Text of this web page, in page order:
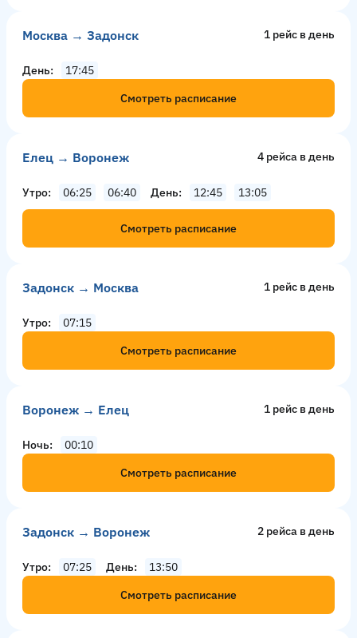
Москва → Задонск 1 рейс в день
День
17:45
Смотреть расписание
Елец → Воронеж 4 рейсa в день
Утро 06:25 06:40 День 12:45 13:05
Смотреть расписание
Задонск → Москва 1 рейс в день
Утро
07:15
Смотреть расписание
Воронеж → Елец 1 рейс в день
Ночь
00:10
Смотреть расписание
Задонск → Воронеж 2 рейсa в день
Утро 07:25 День
13:50
Смотреть расписание